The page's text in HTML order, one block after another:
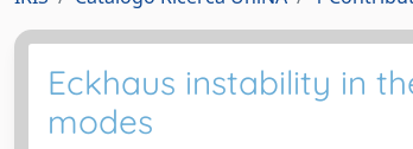
Eckhaus instability in
modes